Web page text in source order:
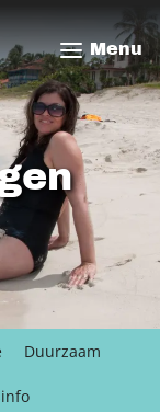
Menu
Duurzaam